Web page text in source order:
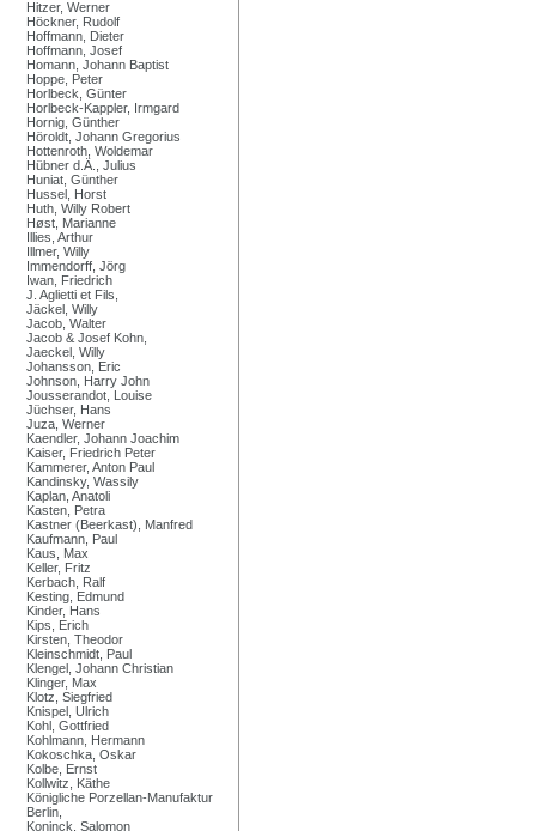
Hitzer, Werner
Höckner, Rudolf
Hoffmann, Dieter
Hoffmann, Josef
Homann, Johann Baptist
Hoppe, Peter
Horlbeck, Günter
Horlbeck-Kappler, Irmgard
Hornig, Günther
Höroldt, Johann Gregorius
Hottenroth, Woldemar
Hübner d.Ä., Julius
Huniat, Günther
Hussel, Horst
Huth, Willy Robert
Høst, Marianne
Illies, Arthur
Illmer, Willy
Immendorff, Jörg
Iwan, Friedrich
J. Aglietti et Fils,
Jäckel, Willy
Jacob, Walter
Jacob & Josef Kohn,
Jaeckel, Willy
Johansson, Eric
Johnson, Harry John
Jousserandot, Louise
Jüchser, Hans
Juza, Werner
Kaendler, Johann Joachim
Kaiser, Friedrich Peter
Kammerer, Anton Paul
Kandinsky, Wassily
Kaplan, Anatoli
Kasten, Petra
Kastner (Beerkast), Manfred
Kaufmann, Paul
Kaus, Max
Keller, Fritz
Kerbach, Ralf
Kesting, Edmund
Kinder, Hans
Kips, Erich
Kirsten, Theodor
Kleinschmidt, Paul
Klengel, Johann Christian
Klinger, Max
Klotz, Siegfried
Knispel, Ulrich
Kohl, Gottfried
Kohlmann, Hermann
Kokoschka, Oskar
Kolbe, Ernst
Kollwitz, Käthe
Königliche Porzellan-Manufaktur
Berlin,
Koninck, Salomon